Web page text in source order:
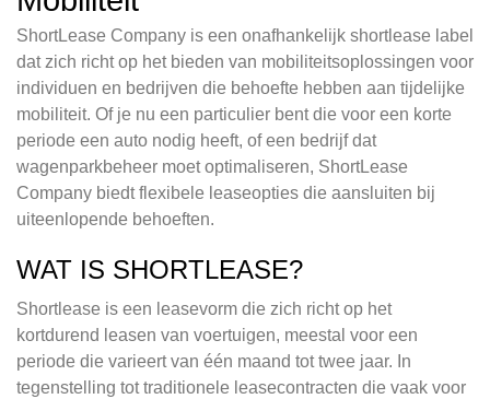
ShortLease Company is een onafhankelijk shortlease label
dat zich richt op het bieden van mobiliteitsoplossingen voor
individuen en bedrijven die behoefte hebben aan tijdelijke
mobiliteit. Of je nu een particulier bent die voor een korte
periode een auto nodig heeft, of een bedrijf dat
wagenparkbeheer moet optimaliseren, ShortLease
Company biedt flexibele leaseopties die aansluiten bij
uiteenlopende behoeften.
WAT IS SHORTLEASE?
Shortlease is een leasevorm die zich richt op het
kortdurend leasen van voertuigen, meestal voor een
periode die varieert van één maand tot twee jaar. In
tegenstelling tot traditionele leasecontracten die vaak voor